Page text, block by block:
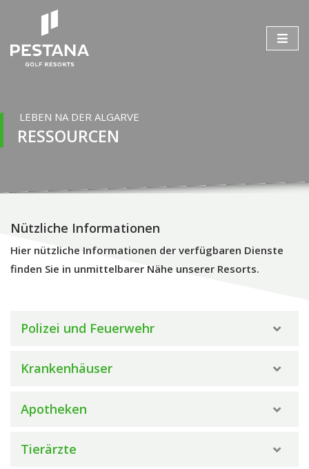
LEBEN NA DER ALGARVE
RESSOURCEN
Nützliche Informationen
Hier nützliche Informationen der verfügbaren Dienste
finden Sie in unmittelbarer Nähe unserer Resorts.
Polizei und Feuerwehr
Krankenhäuser
Apotheken
Tierärzte